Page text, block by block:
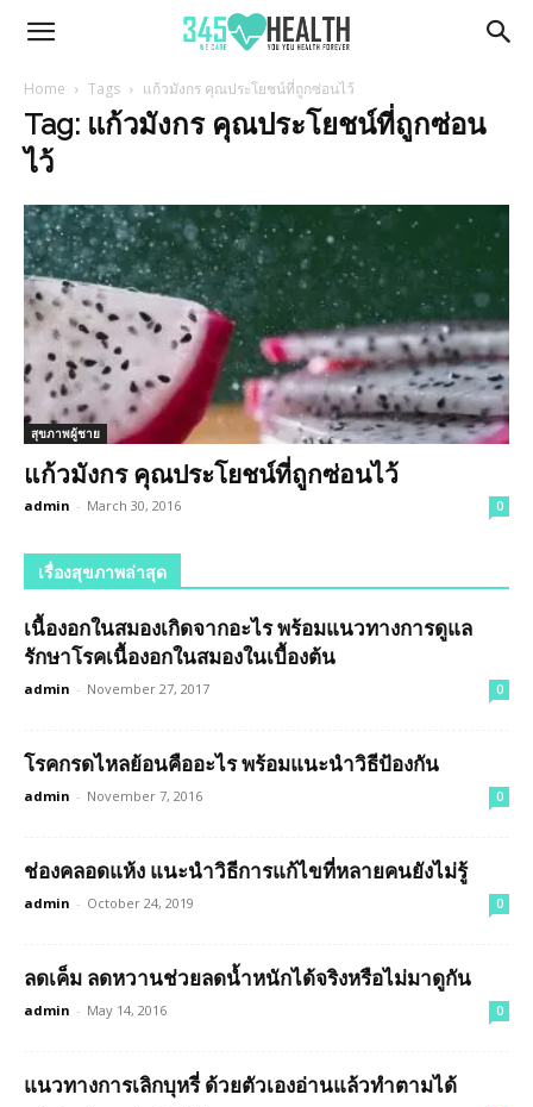
345Health
Home Tags แก้วมังกร คุณประโยชน์ที่ถูกซ่อนไว้
Tag: แก้วมังกร คุณประโยชน์ที่ถูกซ่อน
ไว้
สุขภาพผู้ชาย
แก้วมังกร คุณประโยชน์ที่ถูกซ่อนไว้
admin - March 30, 2016 0
เรื่องสุขภาพล่าสุด
เนื้องอกในสมองเกิดจากอะไร พร้อมแนวทางการดูแล
รักษาโรคเนื้องอกในสมองในเบื้องต้น
admin - November 27, 2017 0
โรคกรดไหลย้อนคืออะไร พร้อมแนะนำวิธีป้องกัน
admin - November 7, 2016 0
ช่องคลอดแห้ง แนะนำวิธีการแก้ไขที่หลายคนยังไม่รู้
admin - October 24, 2019 0
ลดเค็ม ลดหวานช่วยลดน้ำหนักได้จริงหรือไม่มาดูกัน
admin - May 14, 2016 0
แนวทางการเลิกบุหรี่ ด้วยตัวเองอ่านแล้วทำตามได้